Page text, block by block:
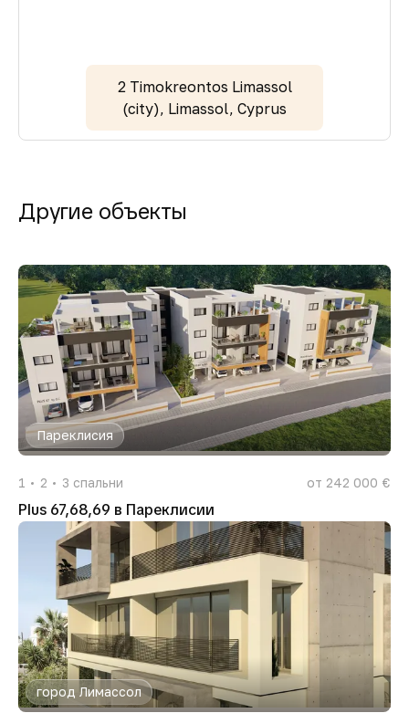
2 Timokreontos Limassol
(city), Limassol, Cyprus
Другие объекты
Пареклисия
1 2 3 спальни от 242 000 €
Plus 67,68,69 в Пареклисии
город Лимассол